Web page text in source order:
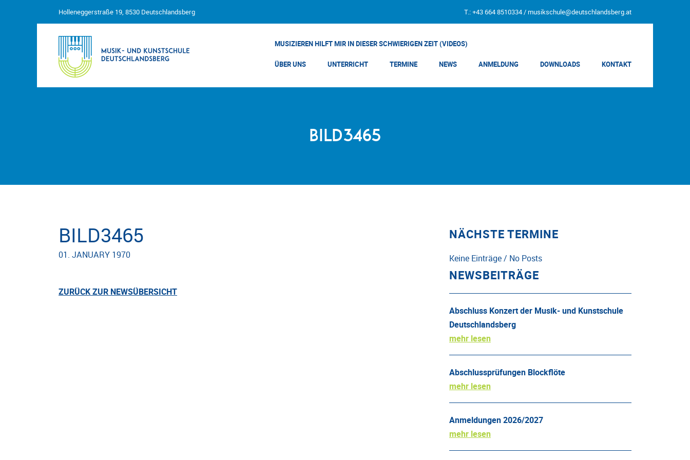
Holleneggerstraße 19, 8530 Deutschlandsberg T.: +43 664 8510334 / musikschule@deutschlandsberg.at
MUSIZIEREN HILFT MIR IN DIESER SCHWIERIGEN ZEIT (VIDEOS)
ÜBER UNS UNTERRICHT TERMINE NEWS ANMELDUNG DOWNLOADS KONTAKT
BILD3465
BILD3465
01. JANUARY 1970
ZURÜCK ZUR NEWSÜBERSICHT
NÄCHSTE TERMINE
Keine Einträge / No Posts
NEWSBEITRÄGE
Abschluss Konzert der Musik- und Kunstschule
Deutschlandsberg
mehr lesen
Abschlussprüfungen Blockflöte
mehr lesen
Anmeldungen 2026/2027
mehr lesen